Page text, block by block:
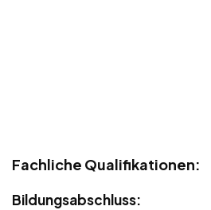
Fachliche Qualifikationen:
Bildungsabschluss: